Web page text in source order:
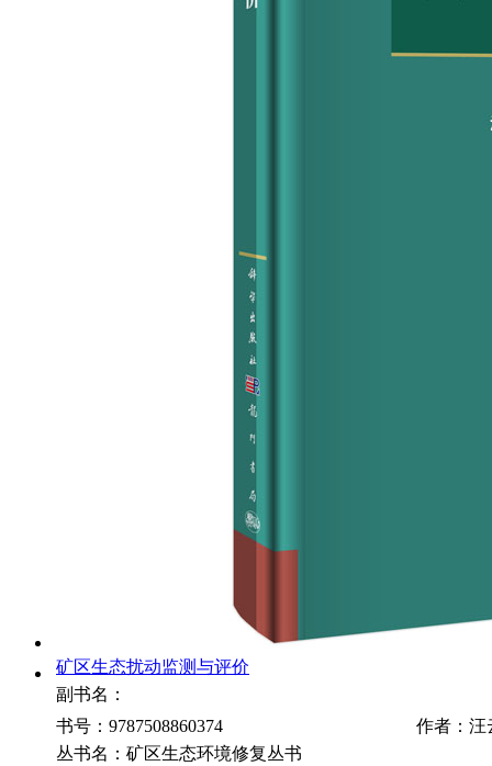
矿区生态扰动监测与评价
副书名：
书号：9787508860374
作者：汪
丛书名：矿区生态环境修复丛书